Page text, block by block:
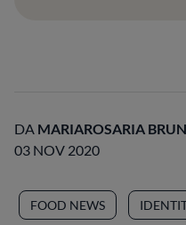
DA MARIAROSARIA
03 NOV 2020
FOOD NEWS